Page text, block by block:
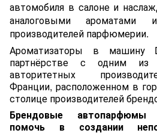
автомобиля в салоне и
аналоговыми ароматами
производителей парфюмерии.
Ароматизаторы в машину
партнёрстве с одним
авторитетных
Франции, расположенном в
столице производителей
Брендовые автопарфюмы
помочь в создании